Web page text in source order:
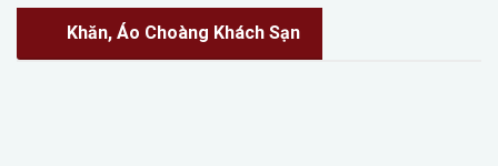
Khăn, Áo Choàng Khách Sạn